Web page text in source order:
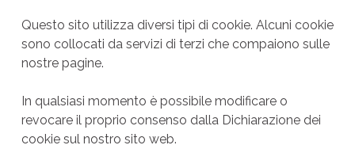
Questo sito utilizza diversi tipi di cookie. Alcuni cookie
sono collocati da servizi di terzi che compaiono sulle
nostre pagine.
In qualsiasi momento è possibile modificare o
revocare il proprio consenso dalla Dichiarazione dei
cookie sul nostro sito web.